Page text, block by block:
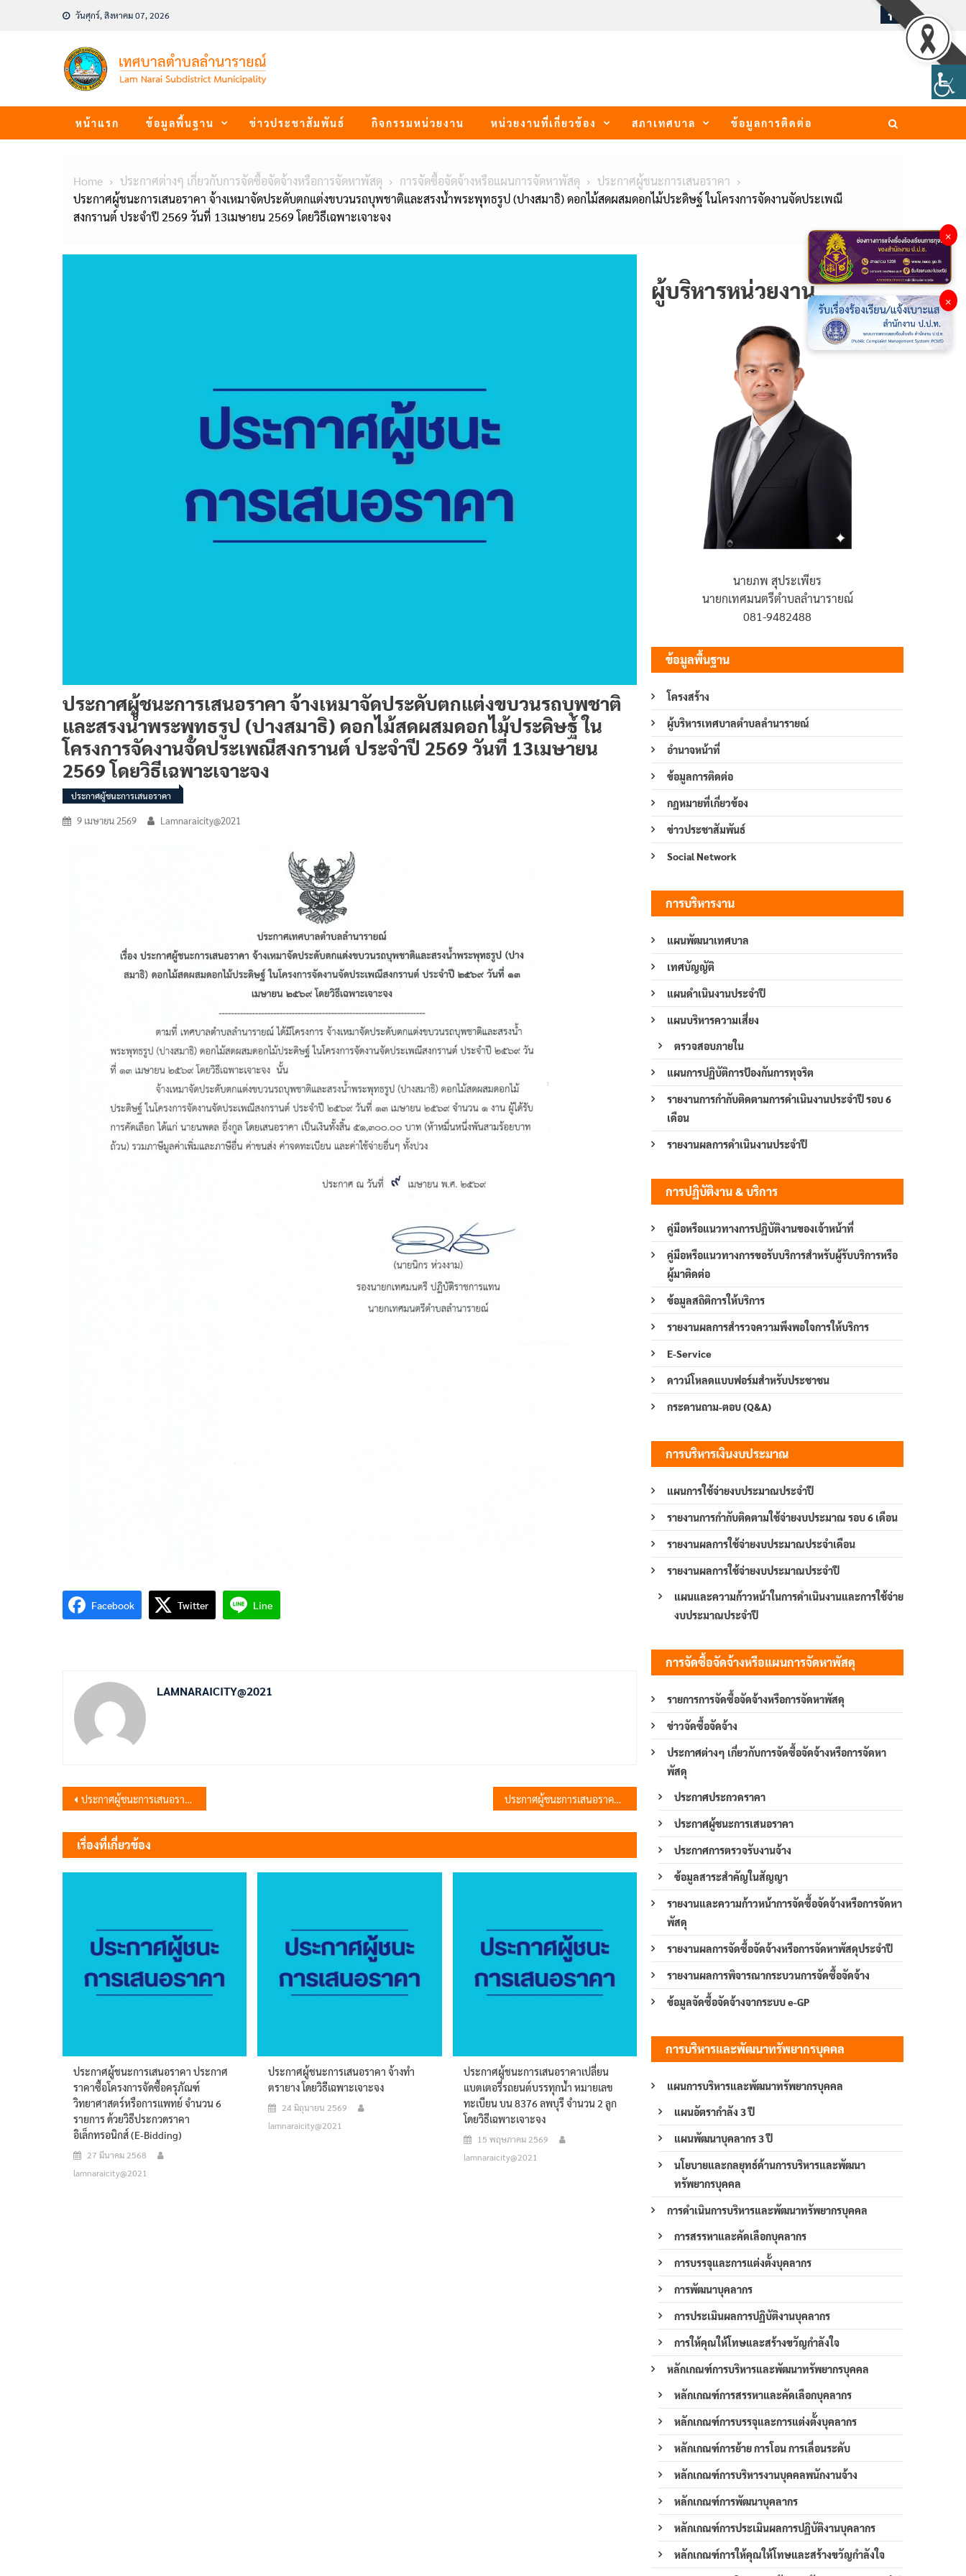
วันศุกร์, สิงหาคม 07, 2026
หน้าแรก ข้อมูลพื้นฐาน ข่าวประชาสัมพันธ์ กิจกรรมหน่วยงาน หน่วยงานที่เกี่ยวข้อง สภาเทศบาล ข้อมูลการติดต่อ
Home ประกาศต่างๆ เกี่ยวกับการจัดซื้อจัดจ้างหรือการจัดหาพัสดุ การจัดซื้อจัดจ้างหรือแผนการจัดหาพัสดุ
ประกาศผู้ชนะการเสนอราคา
ประกาศผู้ชนะการเสนอราคา จ้างเหมาจัดประดับตกแต่งขบวนรถบุพชาติและสรงน้ำพระพุทธรูป (ปางสมาธิ) ดอกไม้สดผสมดอกไม้ประดิษฐ์ ในโครงการจัดงานจัดประเพณี
สงกรานต์ ประจำปี 2569 วันที่ 13เมษายน 2569 โดยวิธีเฉพาะเจาะจง
ประกาศผู้ชนะการเสนอราคา จ้างเหมาจัดประดับตกแต่งขบวนรถบุพชาติ
และสรงน้ำพระพุทธรูป (ปางสมาธิ) ดอกไม้สดผสมดอกไม้ประดิษฐ์ ใน
โครงการจัดงานจัดประเพณีสงกรานต์ ประจำปี 2569 วันที่ 13เมษายน
2569 โดยวิธีเฉพาะเจาะจง
ประกาศผู้ชนะการเสนอราคา
9 เมษายน 2569 Lamnaraicity@2021
Facebook Twitter Line
LAMNARAICITY@2021
แนะแนว
เรื่อง
ประกาศผู้ชนะการเสนอราคาจ้างโครงการก่อสร้างถนน คสล. ซอยสระบุรี – หล่มสัก 1 ซ้าย 1 (บ้านนายคำพันธ์ เกษมสุข) หมู่ที่ 1 ตำบลชัยนารายณ์ อำเภอชัยบาดาล จังหวัดลพบุรี โดยวิธีเฉพาะเจาะจง ประกาศผู้ชนะการเสนอราคา จ้างซ่อมแซมรถขยะ หมายเลขทะเบียน 83-2843 ลพบุรี โดยวิธีเฉพาะเจาะจง
เรื่องที่เกี่ยวข้อง
ประกาศผู้ชนะการเสนอราคา ประกาศ
ราคาซื้อโครงการจัดซื้อครุภัณฑ์
วิทยาศาสตร์หรือการแพทย์ จำนวน 6
รายการ ด้วยวิธีประกวดราคา
อิเล็กทรอนิกส์ (e-Bidding)
27 มีนาคม 2568
lamnaraicity@2021
ประกาศผู้ชนะการเสนอราคา จ้างทำ
ตรายาง โดยวิธีเฉพาะเจาะจง
24 มิถุนายน 2569
lamnaraicity@2021
ประกาศผู้ชนะการเสนอราคาเปลี่ยน
แบตเตอรี่รถยนต์บรรทุกน้ำ หมายเลข
ทะเบียน บน 8376 ลพบุรี จำนวน 2 ลูก
โดยวิธีเฉพาะเจาะจง
15 พฤษภาคม 2569
lamnaraicity@2021
ผู้บริหารหน่วยงาน
นายภพ สุประเพียร
นายกเทศมนตรีตำบลลำนารายณ์
081-9482488
ข้อมูลพื้นฐาน
โครงสร้าง
ผู้บริหารเทศบาลตำบลลำนารายณ์
อำนาจหน้าที่
ข้อมูลการติดต่อ
กฎหมายที่เกี่ยวข้อง
ข่าวประชาสัมพันธ์
Social Network
การบริหารงาน
แผนพัฒนาเทศบาล
เทศบัญญัติ
แผนดำเนินงานประจำปี
แผนบริหารความเสี่ยง
ตรวจสอบภายใน
แผนการปฏิบัติการป้องกันการทุจริต
รายงานการกำกับติดตามการดำเนินงานประจำปี รอบ 6
เดือน
รายงานผลการดำเนินงานประจำปี
การปฏิบัติงาน & บริการ
คู่มือหรือแนวทางการปฏิบัติงานของเจ้าหน้าที่
คู่มือหรือแนวทางการขอรับบริการสำหรับผู้รับบริการหรือ
ผู้มาติดต่อ
ข้อมูลสถิติการให้บริการ
รายงานผลการสำรวจความพึงพอใจการให้บริการ
E-Service
ดาวน์โหลดแบบฟอร์มสำหรับประชาชน
กระดานถาม-ตอบ (Q&A)
การบริหารเงินงบประมาณ
แผนการใช้จ่ายงบประมาณประจำปี
รายงานการกำกับติดตามใช้จ่ายงบประมาณ รอบ 6 เดือน
รายงานผลการใช้จ่ายงบประมาณประจำเดือน
รายงานผลการใช้จ่ายงบประมาณประจำปี
แผนและความก้าวหน้าในการดำเนินงานและการใช้จ่าย
งบประมาณประจำปี
การจัดซื้อจัดจ้างหรือแผนการจัดหาพัสดุ
รายการการจัดซื้อจัดจ้างหรือการจัดหาพัสดุ
ข่าวจัดซื้อจัดจ้าง
ประกาศต่างๆ เกี่ยวกับการจัดซื้อจัดจ้างหรือการจัดหา
พัสดุ
ประกาศประกวดราคา
ประกาศผู้ชนะการเสนอราคา
ประกาศการตรวจรับงานจ้าง
ข้อมูลสาระสำคัญในสัญญา
รายงานและความก้าวหน้าการจัดซื้อจัดจ้างหรือการจัดหา
พัสดุ
รายงานผลการจัดซื้อจัดจ้างหรือการจัดหาพัสดุประจำปี
รายงานผลการพิจารณากระบวนการจัดซื้อจัดจ้าง
ข้อมูลจัดซื้อจัดจ้างจากระบบ e-GP
การบริหารและพัฒนาทรัพยากรบุคคล
แผนการบริหารและพัฒนาทรัพยากรบุคคล
แผนอัตรากำลัง 3 ปี
แผนพัฒนาบุคลากร 3 ปี
นโยบายและกลยุทธ์ด้านการบริหารและพัฒนา
ทรัพยากรบุคคล
การดำเนินการบริหารและพัฒนาทรัพยากรบุคคล
การสรรหาและคัดเลือกบุคลากร
การบรรจุและการแต่งตั้งบุคลากร
การพัฒนาบุคลากร
การประเมินผลการปฏิบัติงานบุคลากร
การให้คุณให้โทษและสร้างขวัญกำลังใจ
หลักเกณฑ์การบริหารและพัฒนาทรัพยากรบุคคล
หลักเกณฑ์การสรรหาและคัดเลือกบุคลากร
หลักเกณฑ์การบรรจุและการแต่งตั้งบุคลากร
หลักเกณฑ์การย้าย การโอน การเลื่อนระดับ
หลักเกณฑ์การบริหารงานบุคคลพนักงานจ้าง
หลักเกณฑ์การพัฒนาบุคลากร
หลักเกณฑ์การประเมินผลการปฏิบัติงานบุคลากร
หลักเกณฑ์การให้คุณให้โทษและสร้างขวัญกำลังใจ
×
×